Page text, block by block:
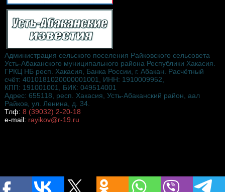
Администрация сельского поселения Райковского сельсовета
Усть-Абаканского муниципального района Республики Хакасия.
ГРКЦ НБ респ. Хакасия, Банка России, г. Абакан. Расчётный
счёт: 4010181020000001001, ИНН: 1910009952,
КПП: 191001001, БИК: 049514001
Адрес: 655118, респ. Хакасия, Усть-Абаканский район, аал
Райков, ул. Ленина, д. 34.
Тлф: 8 (39032) 2-20-18
e-mail: rayikov@r-19.ru